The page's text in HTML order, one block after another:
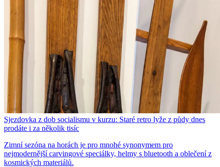
Sjezdovka z dob socialismu v kurzu: Staré retro lyže z půdy dnes
prodáte i za několik tisíc
Zimní sezóna na horách je pro mnohé synonymem pro
nejmodernější carvingové speciálky, helmy s bluetooth a oblečení z
kosmických materiálů.